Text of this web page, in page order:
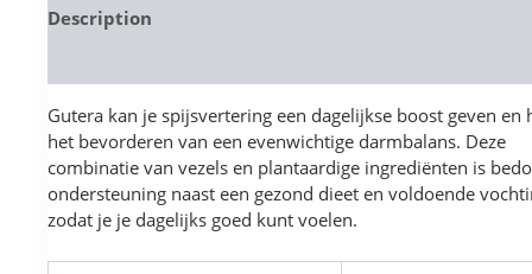
Description
Gutera kan je spijsvertering een dagelijkse boost geven en
het bevorderen van een evenwichtige darmbalans. Deze
combinatie van vezels en plantaardige ingrediënten is
ondersteuning naast een gezond dieet en voldoende
zodat je je dagelijks goed kunt voelen.